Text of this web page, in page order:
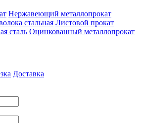
Нержавеющий металлопрокат
стальная Листовой прокат
сталь Оцинкованный металлопрокат
Доставка